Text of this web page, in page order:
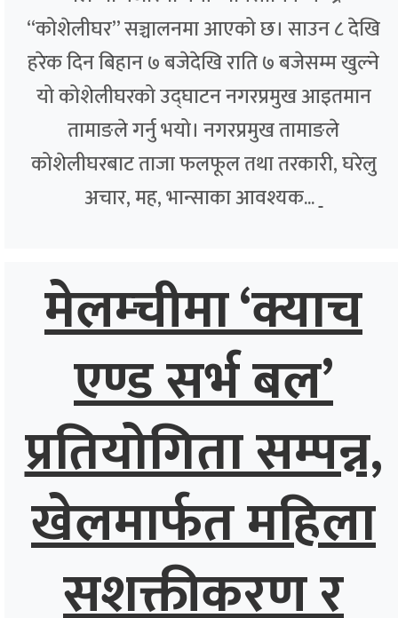
“कोशेलीघर” सञ्चालनमा आएको छ। साउन ८ देखि
हरेक दिन बिहान ७ बजेदेखि राति ७ बजेसम्म खुल्ने
यो कोशेलीघरको उद्घाटन नगरप्रमुख आइतमान
तामाङले गर्नु भयो। नगरप्रमुख तामाङले
कोशेलीघरबाट ताजा फलफूल तथा तरकारी, घरेलु
अचार, मह, भान्साका आवश्यक...
मेलम्चीमा ‘क्याच
एण्ड सर्भ बल’
प्रतियोगिता सम्पन्न,
खेलमार्फत महिला
सशक्तीकरण र